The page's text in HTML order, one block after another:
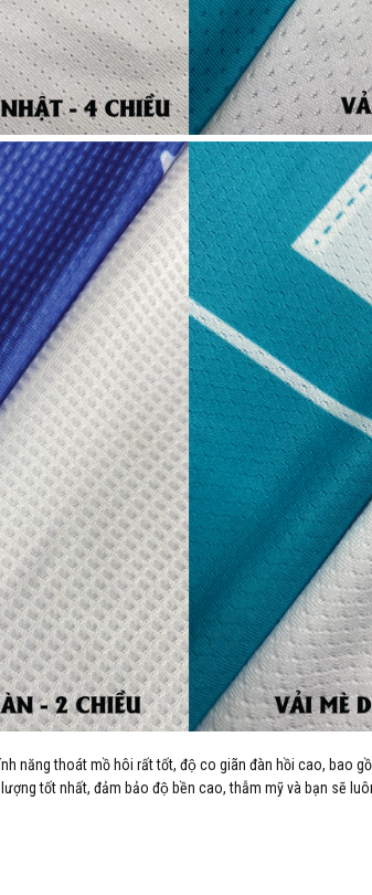
năng thoát mồ hôi rất tốt, độ co giãn đàn hồi cao, bao
tốt nhất, đảm bảo độ bền cao, thẫm mỹ và bạn sẽ